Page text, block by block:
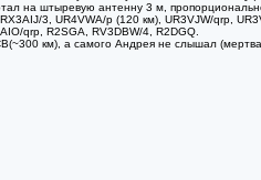
на штыревую антенну 3 м,
3, UR4VWA/p (120 км), UR3VJW/qrp,
qrp, R2SGA, RV3DBW/4, R2DGQ.
км), а самого Андрея не слышал